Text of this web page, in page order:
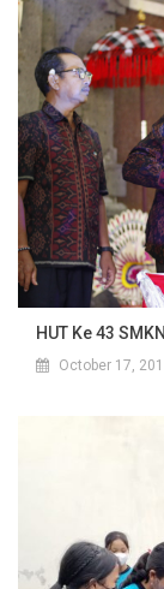
HUT Ke 43
October 17,